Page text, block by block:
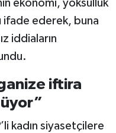
ekonomi, yoksulluk
ifade ederek, buna
iddiaların
iftira
kadın siyasetçilere